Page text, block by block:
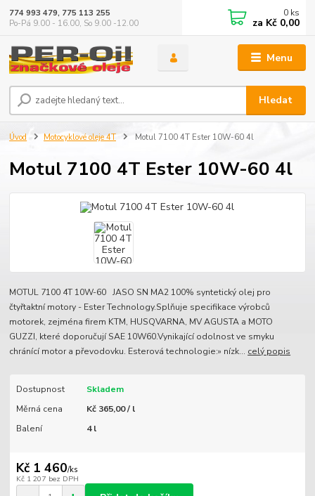
Menu
Hledat
774 993 479, 775 113 255
Po-Pá 9.00 - 16.00, So 9.00 -12.00
0 ks
za Kč 0,00
Úvod Motocyklové oleje 4T Motul 7100 4T Ester 10W-60 4l
Motul 7100 4T Ester 10W-60 4l
MOTUL 7100 4T 10W-60 JASO SN MA2 100% syntetický olej pro
čtyřtaktní motory - Ester Technology.Splňuje specifikace výrobců
motorek, zejména firem KTM, HUSQVARNA, MV AGUSTA a MOTO
GUZZI, které doporučují SAE 10W60.Vynikající odolnost ve smyku
chránící motor a převodovku. Esterová technologie:» nízk... celý popis
Dostupnost
Skladem
Měrná cena
Kč 365,00 / l
Balení
4 l
Kč 1 460/ks
Kč 1 207 bez DPH